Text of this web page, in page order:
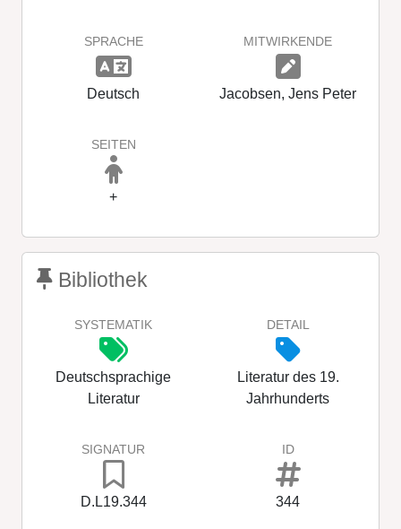
SPRACHE
Deutsch
MITWIRKENDE
Jacobsen, Jens Peter
SEITEN
+
Bibliothek
SYSTEMATIK
Deutschsprachige
Literatur
DETAIL
Literatur des 19.
Jahrhunderts
SIGNATUR
D.L19.344
ID
344